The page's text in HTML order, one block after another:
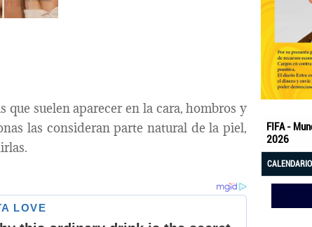
que suelen aparecer en la cara, hombros y
las consideran parte natural de la piel,